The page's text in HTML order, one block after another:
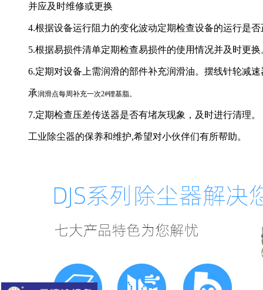
并应及时维修或更换
4.根据设备运行阻力的变化波动定期检查设备的运行是否
5.根据易损件清单定期检查易损件的使用情况并及时更换
6.定期对设备上需润滑的部件补充润滑油。摆线针轮减
承润滑点每周补充一次2#锂基脂。
7.定期检查压差传送器是否有堵灰现象，及时进行清理。
工业除尘器的保养和维护,希望对小伙伴们有所帮助。